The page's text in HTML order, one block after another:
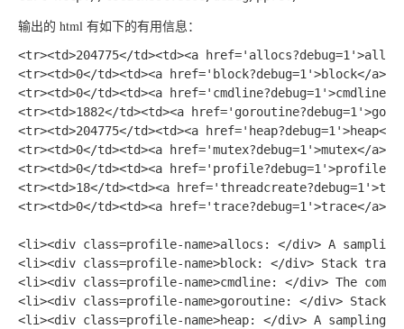
输出的 html 有如下的有用信息：
<tr><td>204775</td><td><a
<tr><td>0</td><td><a href='block?debug=1'>block</
<tr><td>0</td><td><a
<tr><td>1882</td><td><a
<tr><td>204775</td><td><a href='heap?debug=1'>heap</
<tr><td>0</td><td><a href='mutex?debug=1'>mutex</
<tr><td>0</td><td><a
<tr><td>18</td><td><a
<tr><td>0</td><td><a href='trace?debug=1'>trace</
<li><div class=profile-name>allocs: </div> A
<li><div class=profile-name>block: </div> Stack
<li><div class=profile-name>cmdline: </div> The
<li><div class=profile-name>goroutine: </div>
<li><div class=profile-name>heap: </div> A